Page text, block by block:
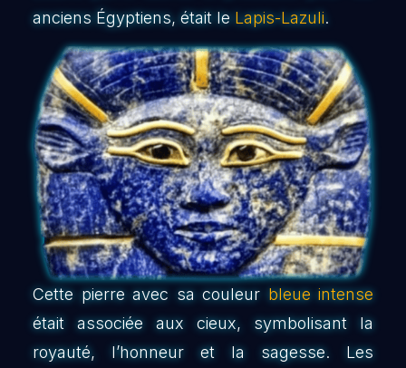
anciens Égyptiens, était le Lapis-Lazuli.
Cette pierre avec sa couleur bleue intense
était associée aux cieux, symbolisant la
royauté, l’honneur et la sagesse. Les